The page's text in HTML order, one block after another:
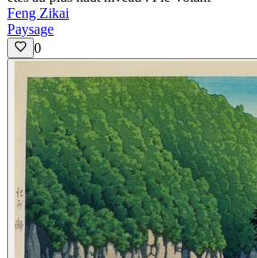
Feng Zikai
Paysage
0